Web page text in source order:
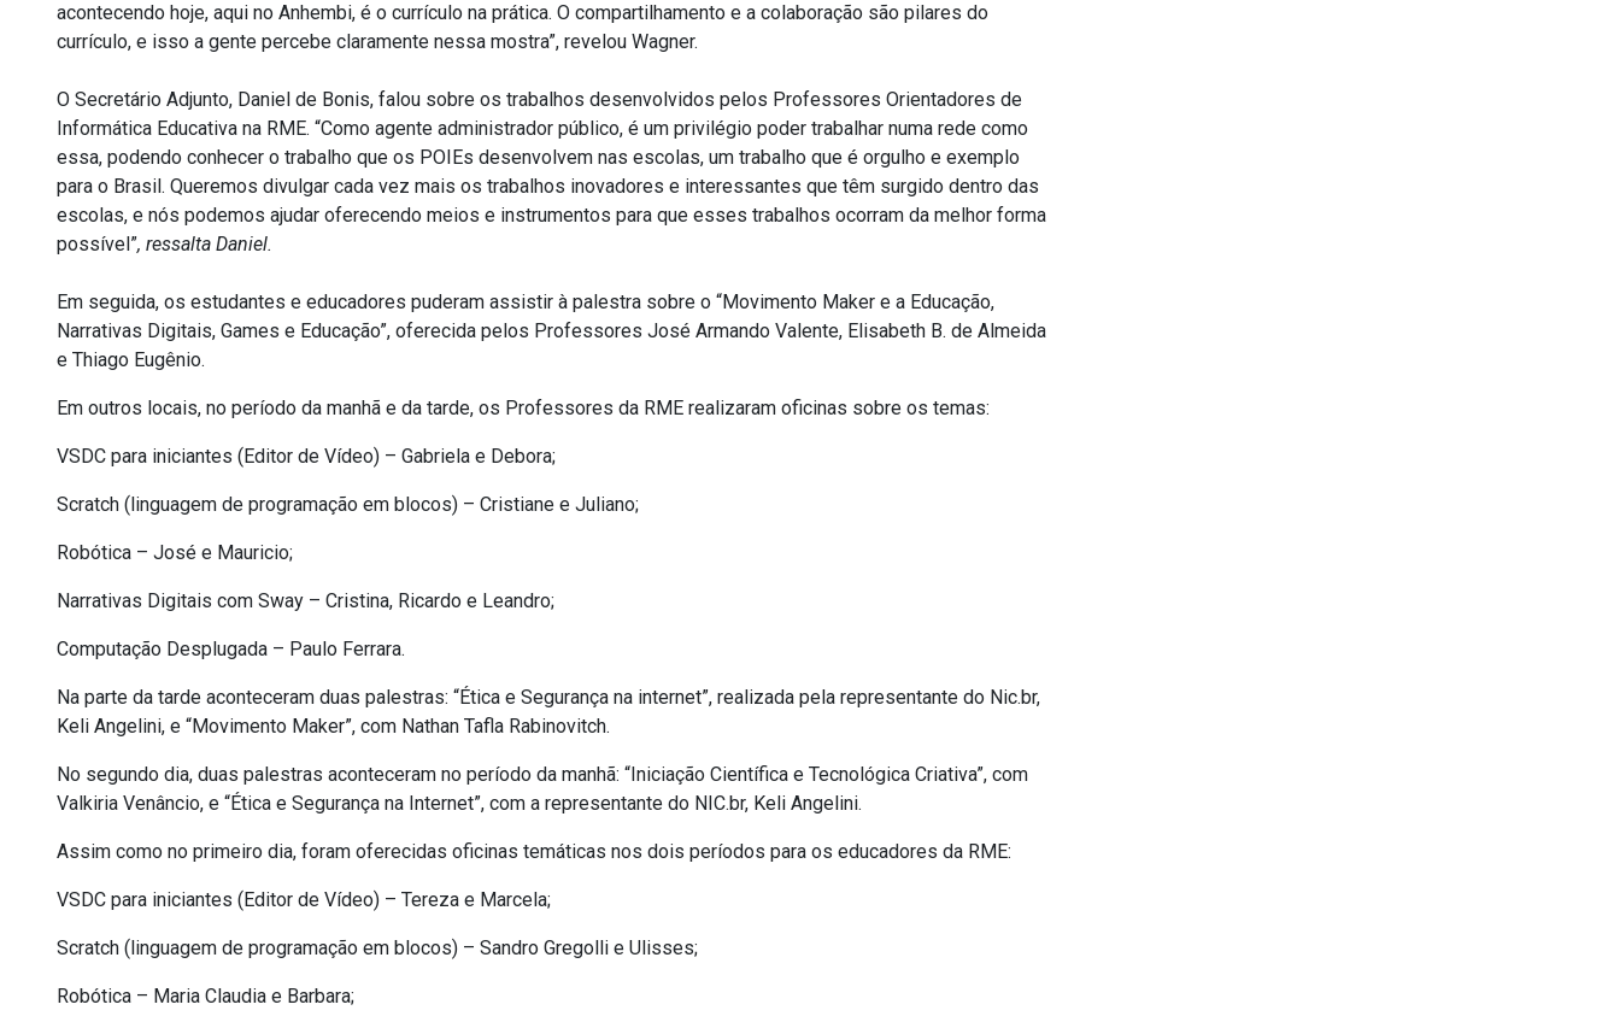
acontecendo hoje, aqui no Anhembi, é o currículo na prática. O compartilhamento e a colaboração são pilares do
currículo, e isso a gente percebe claramente nessa mostra”, revelou Wagner.
O Secretário Adjunto, Daniel de Bonis, falou sobre os trabalhos desenvolvidos pelos Professores Orientadores de
Informática Educativa na RME. “Como agente administrador público, é um privilégio poder trabalhar numa rede como
essa, podendo conhecer o trabalho que os POIEs desenvolvem nas escolas, um trabalho que é orgulho e exemplo
para o Brasil. Queremos divulgar cada vez mais os trabalhos inovadores e interessantes que têm surgido dentro das
escolas, e nós podemos ajudar oferecendo meios e instrumentos para que esses trabalhos ocorram da melhor forma
possível”, ressalta Daniel.
Em seguida, os estudantes e educadores puderam assistir à palestra sobre o “Movimento Maker e a Educação,
Narrativas Digitais, Games e Educação”, oferecida pelos Professores José Armando Valente, Elisabeth B. de Almeida
e Thiago Eugênio.
Em outros locais, no período da manhã e da tarde, os Professores da RME realizaram oficinas sobre os temas:
VSDC para iniciantes (Editor de Vídeo) – Gabriela e Debora;
Scratch (linguagem de programação em blocos) – Cristiane e Juliano;
Robótica – José e Mauricio;
Narrativas Digitais com Sway – Cristina, Ricardo e Leandro;
Computação Desplugada – Paulo Ferrara.
Na parte da tarde aconteceram duas palestras: “Ética e Segurança na internet”, realizada pela representante do Nic.br,
Keli Angelini, e “Movimento Maker”, com Nathan Tafla Rabinovitch.
No segundo dia, duas palestras aconteceram no período da manhã: “Iniciação Científica e Tecnológica Criativa”, com
Valkiria Venâncio, e “Ética e Segurança na Internet”, com a representante do NIC.br, Keli Angelini.
Assim como no primeiro dia, foram oferecidas oficinas temáticas nos dois períodos para os educadores da RME:
VSDC para iniciantes (Editor de Vídeo) – Tereza e Marcela;
Scratch (linguagem de programação em blocos) – Sandro Gregolli e Ulisses;
Robótica – Maria Claudia e Barbara;